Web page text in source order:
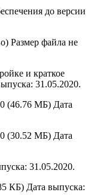
до версии
Размер файла не
и краткое
31.05.2020.
(46.76 МБ) Дата
(30.52 МБ) Дата
31.05.2020.
КБ) Дата выпуска: